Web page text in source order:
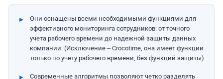
Они оснащены всеми необходимыми функциями для
эффективного мониторинга сотрудников: от точного
учета рабочего времени до надежной защиты данных
компании. (Исключение – Crocotime, она имеет функции
только по учету рабочего времени, без функций защиты)
Современные алгоритмы позволяют четко разделять